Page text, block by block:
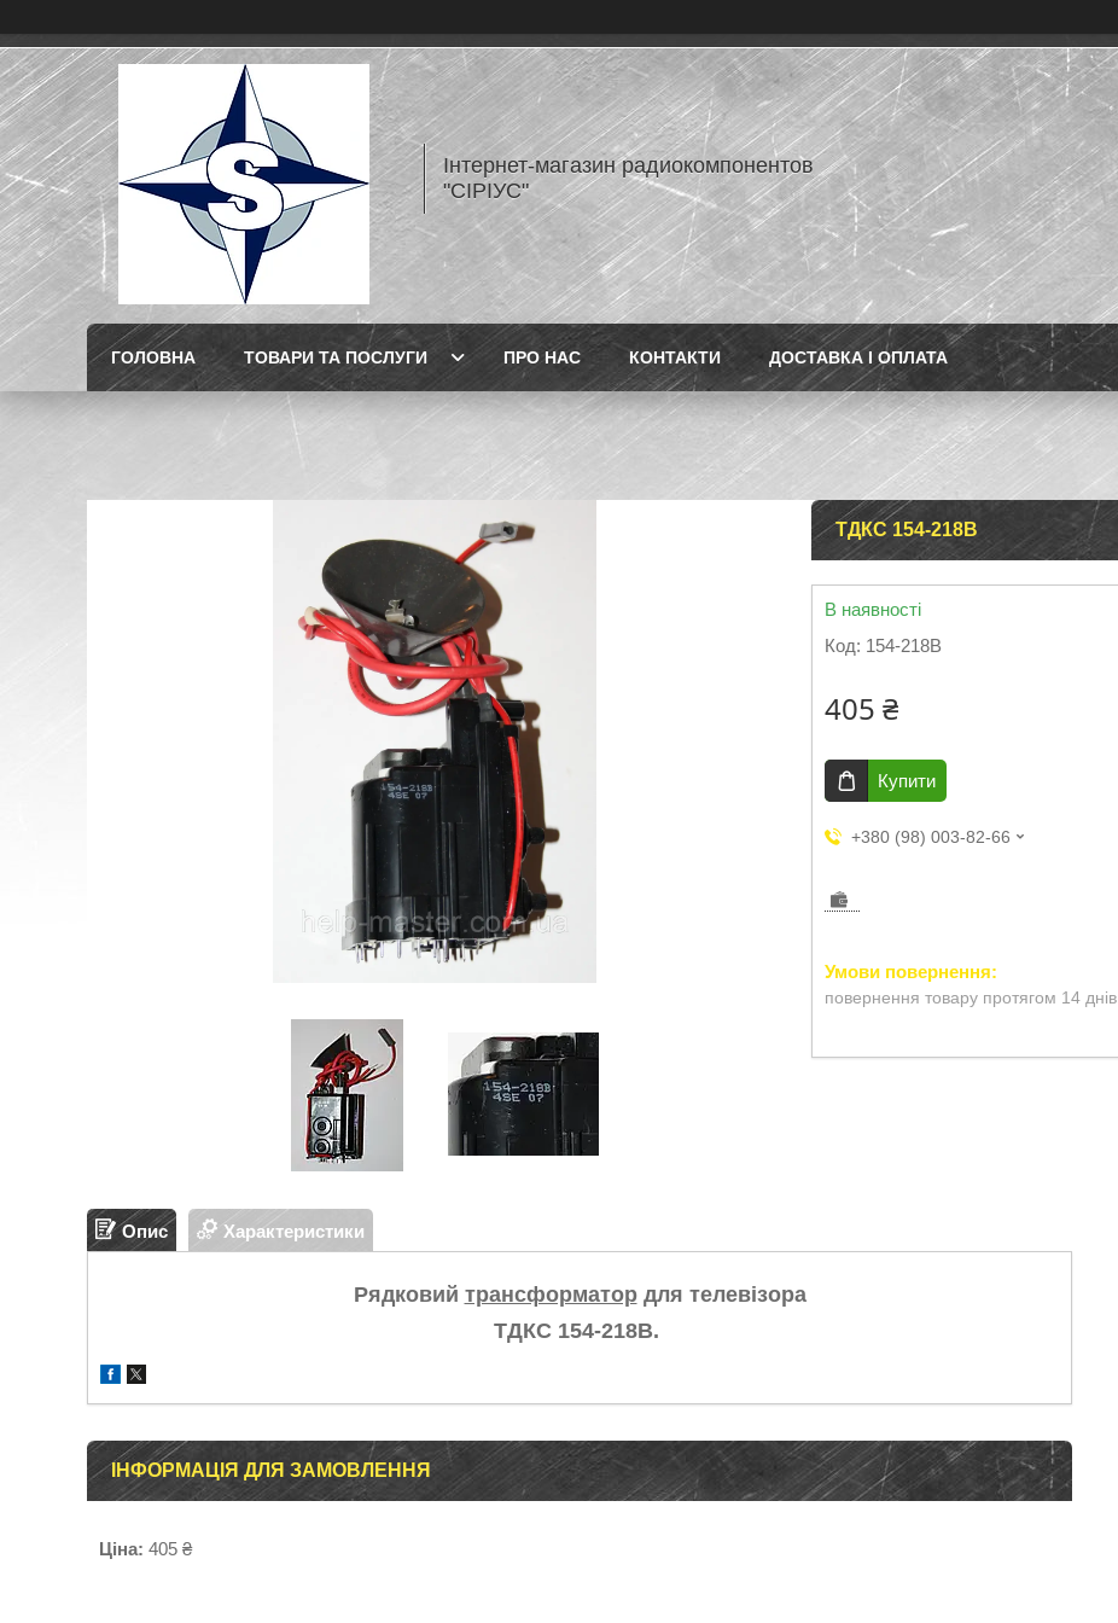
Інтернет-магазин радиокомпонентов
"СІРІУС"
ГОЛОВНА ТОВАРИ ТА ПОСЛУГИ ПРО НАС КОНТАКТИ ДОСТАВКА І ОПЛАТА
ТДКС 154-218B
В наявності
Код: 154-218B
405 ₴
Купити
+380 (98) 003-82-66
повернення товару протягом 14 днів
Опис Характеристики
Рядковий трансформатордля телевізора
ТДКС 154-218B.
ІНФОРМАЦІЯ ДЛЯ ЗАМОВЛЕННЯ
Ціна: 405 ₴